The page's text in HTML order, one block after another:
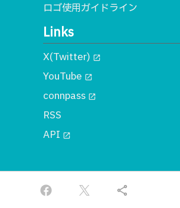
share
ロゴ使用ガイドライン
Links
X(Twitter) open_in_new
YouTube open_in_new
connpass open_in_new
RSS
API open_in_new
© 2018 一般社団法人MA